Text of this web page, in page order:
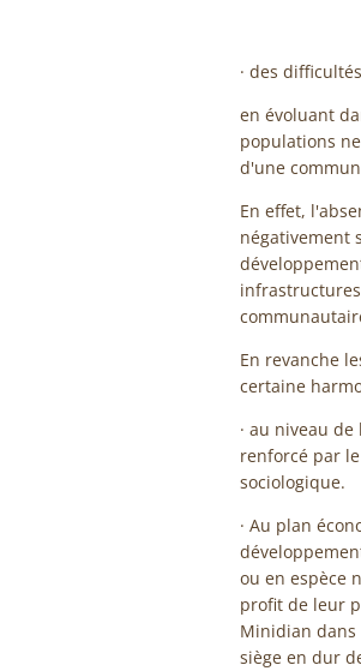
· des
en évoluant
populations
d'une
En effet,
négativement
En revanche
certaine
· au niveau
renforcé par
sociologique.
· Au plan
ou en espèce
profit de leur
Minidian dans
siège en dur